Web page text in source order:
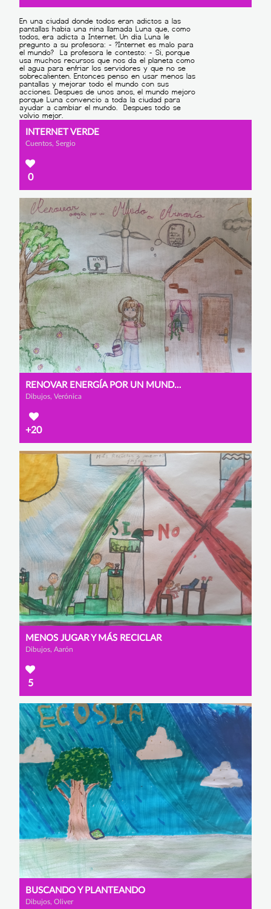
INTERNET VERDE
Cuentos, Sergio
0
RENOVAR ENERGÍA POR UN MUNDO EN ARMONÍA
Dibujos, Verónica
+20
MENOS JUGAR Y MÁS RECICLAR
Dibujos, Aarón
5
BUSCANDO Y PLANTEANDO
Dibujos, Oliver